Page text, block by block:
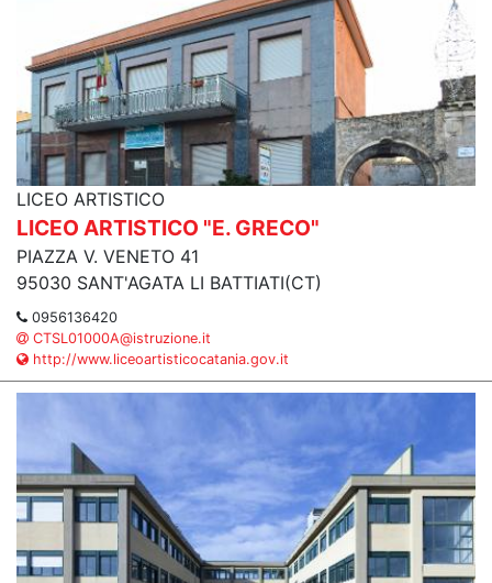
LICEO ARTISTICO
LICEO ARTISTICO "E. GRECO"
PIAZZA V. VENETO 41
95030 SANT'AGATA LI BATTIATI(CT)
0956136420
CTSL01000A@istruzione.it
http://www.liceoartisticocatania.gov.it